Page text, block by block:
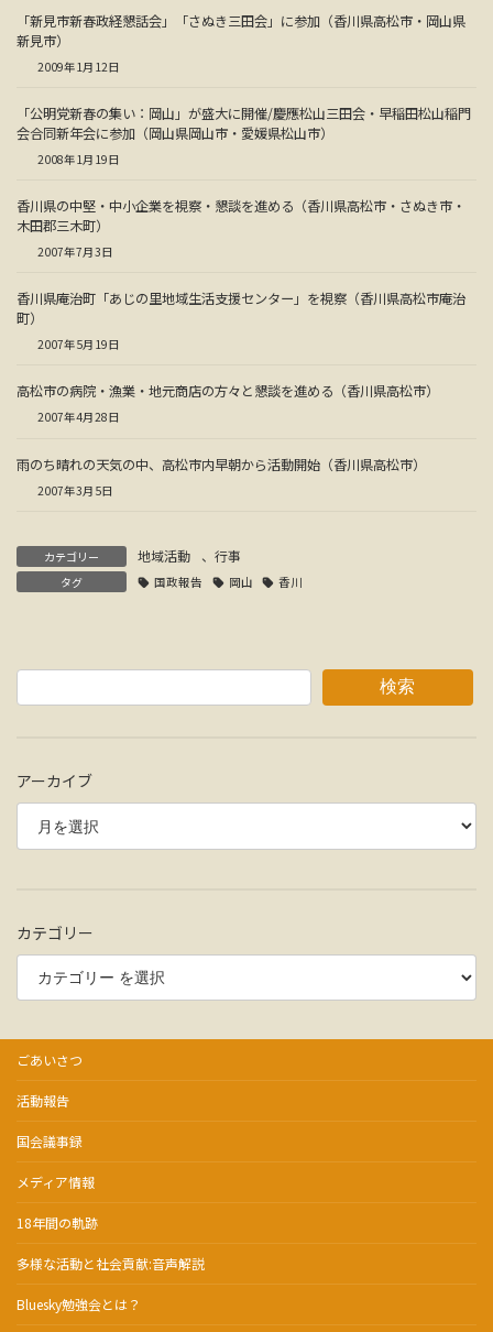
「新見市新春政経懇話会」「さぬき三田会」に参加（香川県高松市・岡山県
新見市）
2009年1月12日
「公明党新春の集い：岡山」が盛大に開催/慶應松山三田会・早稲田松山稲門
会合同新年会に参加（岡山県岡山市・愛媛県松山市）
2008年1月19日
香川県の中堅・中小企業を視察・懇談を進める（香川県高松市・さぬき市・
木田郡三木町）
2007年7月3日
香川県庵治町「あじの里地域生活支援センター」を視察（香川県高松市庵治
町）
2007年5月19日
高松市の病院・漁業・地元商店の方々と懇談を進める（香川県高松市）
2007年4月28日
雨のち晴れの天気の中、高松市内早朝から活動開始（香川県高松市）
2007年3月5日
カテゴリー 地域活動 、 行事
タグ 国政報告 岡山 香川
検索
アーカイブ
カテゴリー
ごあいさつ
活動報告
国会議事録
メディア情報
18年間の軌跡
多様な活動と社会貢献:音声解説
Bluesky勉強会とは？